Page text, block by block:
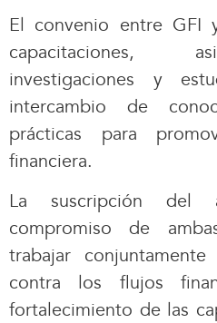
El convenio entre GFI
capacitaciones,
investigaciones y
intercambio de
prácticas para
financiera.
La suscripción del
compromiso de
trabajar
contra los flujos
fortalecimiento de las